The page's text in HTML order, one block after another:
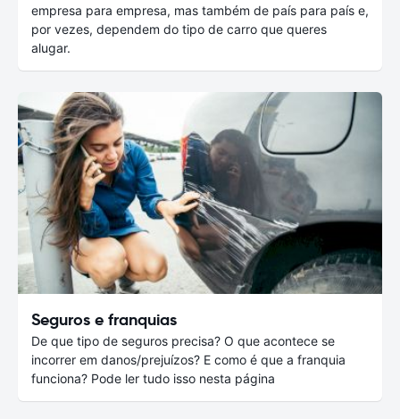
empresa para empresa, mas também de país para país e,
por vezes, dependem do tipo de carro que queres
alugar.
Seguros e franquias
De que tipo de seguros precisa? O que acontece se
incorrer em danos/prejuízos? E como é que a franquia
funciona? Pode ler tudo isso nesta página